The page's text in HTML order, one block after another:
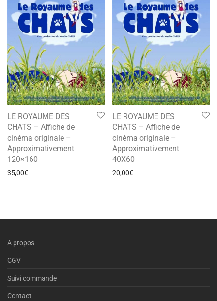
LE ROYAUME DES
CHATS – Affiche de
cinéma originale –
Approximativement
120×160
35,00€
LE ROYAUME DES
CHATS – Affiche de
cinéma originale –
Approximativement
40X60
20,00€
A propos
CGV
Suivi commande
Contact